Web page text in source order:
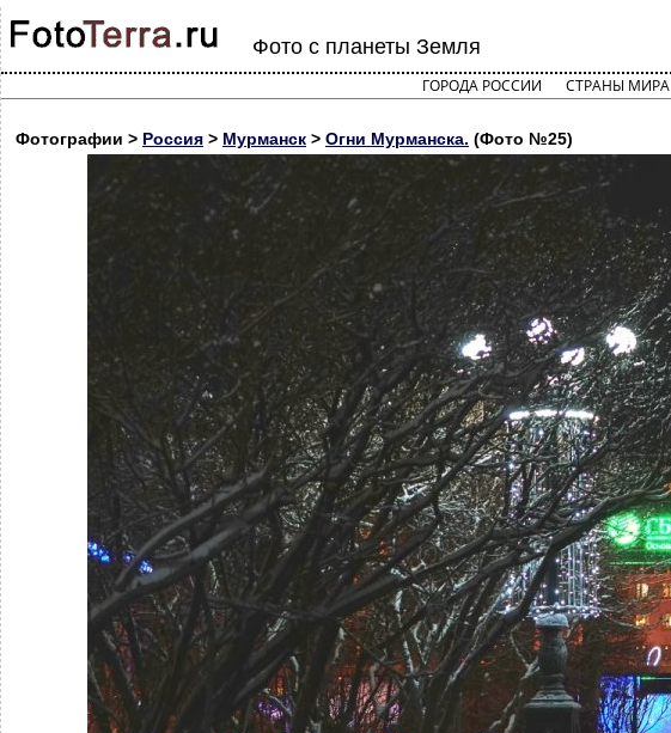
Фото с планеты Земля
ГОРОДА РОССИИ СТРАНЫ МИРА
Фотографии > Россия > Мурманск > Огни Мурманска. (Фото №25)